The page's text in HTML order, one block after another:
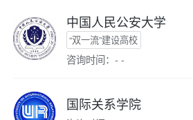
中国人民公安大学
“双一流”建设高校
咨询时间：- -
国际关系学院